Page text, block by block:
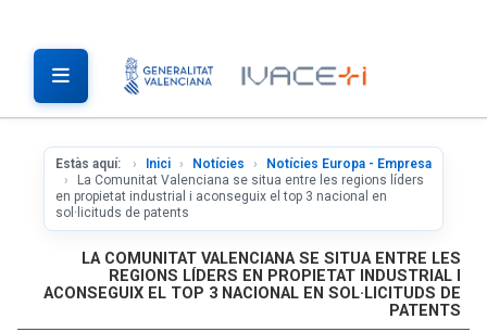
Estàs aquí: Inici Notícies
Notícies Europa - Empresa
La Comunitat Valenciana se situa entre les regions líders
en propietat industrial i aconseguix el top 3 nacional en
sol·licituds de patents
LA COMUNITAT VALENCIANA SE SITUA ENTRE LES
REGIONS LÍDERS EN PROPIETAT INDUSTRIAL I
ACONSEGUIX EL TOP 3 NACIONAL EN SOL·LICITUDS DE
PATENTS